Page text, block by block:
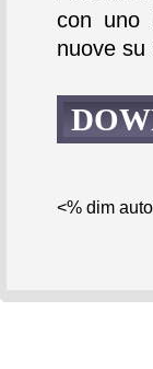
con uno
nuove su
<% dim